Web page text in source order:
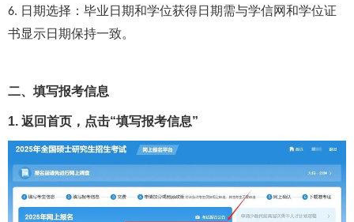
6. 日期选择：毕业日期和学位获得日期需与学信网和学位证
书显示日期保持一致。
二、填写报考信息
1. 返回首页，点击“填写报考信息”